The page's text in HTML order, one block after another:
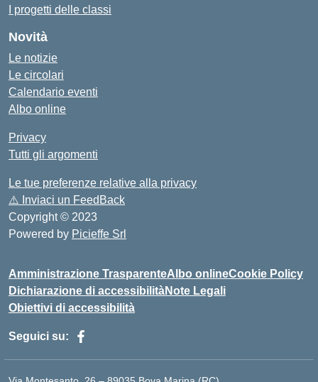
I progetti delle classi
Novità
Le notizie
Le circolari
Calendario eventi
Albo online
Privacy
Tutti gli argomenti
Le tue preferenze relative alla privacy
⚠️ Inviaci un FeedBack
Copyright © 2023
Powered by Picieffe Srl
Amministrazione TrasparenteAlbo onlineCookie Policy
Dichiarazione di accessibilitàNote Legali
Obiettivi di accessibilità
Seguici su: